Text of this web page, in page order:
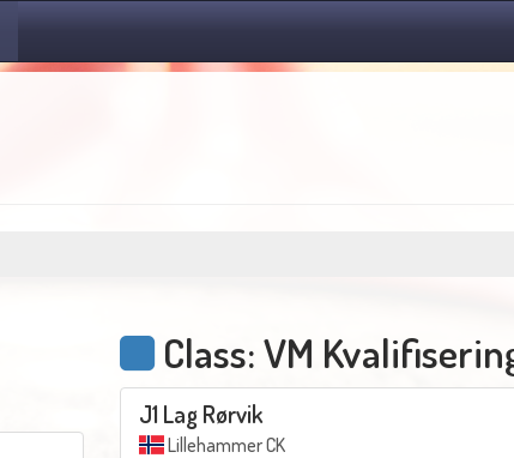
Class: VM
J1 Lag Rørvik
Lillehammer CK